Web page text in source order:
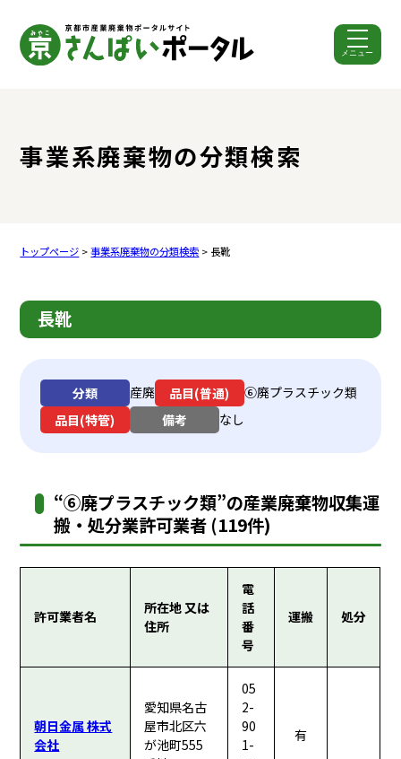
メニュー
事業系廃棄物の分類検索
トップページ >事業系廃棄物の分類検索 > 長靴
長靴
分類 産廃 品目(普通)
⑥廃プラスチック類
品目(特管)
備考 なし
“⑥廃プラスチック類”の産業廃棄物収集運
搬・処分業許可業者 (119件)
許可業者名
所在地 又は
住所
電
話
番
号
運搬 処分
朝日金属 株式
会社
愛知県名古
屋市北区六
が池町555
05
2-
90
1-
有